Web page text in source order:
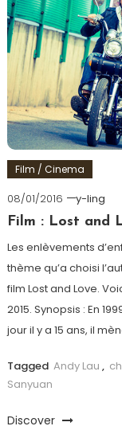
Film / Cinema
08/01/2016
y-ling
Film : Lost and
Les enlèvements
thème qu’a choisi
film Lost and Love.
2015. Synopsis : En
jour il y a 15 ans, il
Tagged Andy Lau ,
Sanyuan
Discover